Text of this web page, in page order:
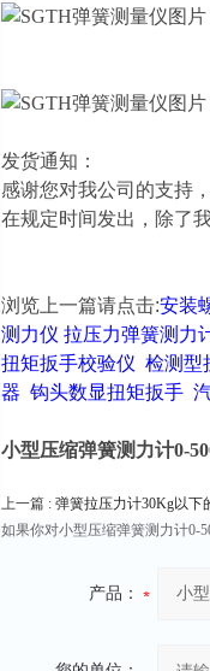
发货通知：
感谢您对我公司的支持
在规定时间发出，除了
浏览上一篇请点击:安装
测力仪 拉压力弹簧测力
扭矩扳手校验仪 检测型
器 钩头数显扭矩扳手
小型压缩弹簧测力计0-
上一篇 : 弹簧拉压力计30Kg以下
如果你对小型压缩弹簧测力计0-
产品：